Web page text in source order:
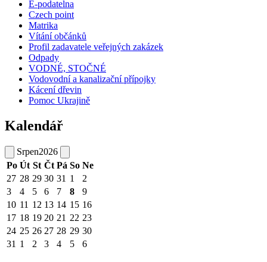
E-podatelna
Czech point
Matrika
Vítání občánků
Profil zadavatele veřejných zakázek
Odpady
VODNÉ, STOČNÉ
Vodovodní a kanalizační přípojky
Kácení dřevin
Pomoc Ukrajině
Kalendář
Srpen2026
Po Út St Čt Pá So Ne
27 28 29 30 31 1
2
3
4 5 6 7 8
9
10 11 12 13 14 15 16
17 18 19 20 21 22 23
24 25 26 27 28 29 30
31 1 2 3 4 5 6